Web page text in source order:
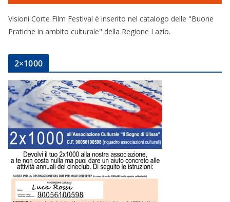
Visioni Corte Film Festival è inserito nel catalogo delle "Buone
Pratiche in ambito culturale" della Regione Lazio.
2×1000